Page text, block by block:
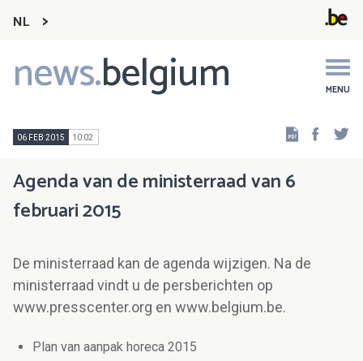
NL
news.belgium MENU
Main
navigation
06 FEB 2015 10:02
Agenda van de ministerraad van 6
februari 2015
De ministerraad kan de agenda wijzigen. Na de
ministerraad vindt u de persberichten op
www.presscenter.org en www.belgium.be.
Plan van aanpak horeca 2015